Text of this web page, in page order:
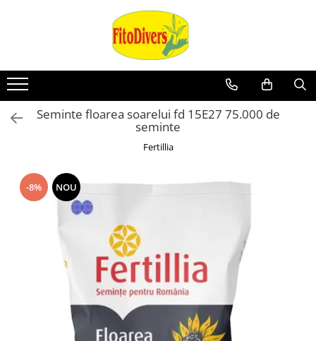
Seminte floarea soarelui fd 15E27 75.000 de
seminte
Fertillia
-8% NOU